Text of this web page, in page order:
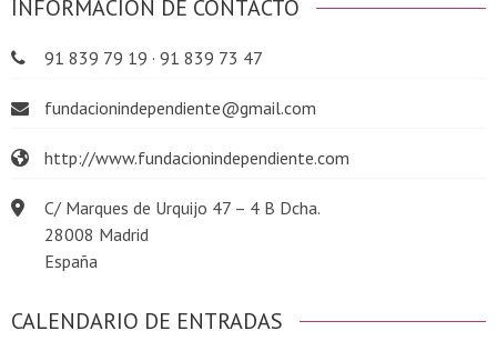
INFORMACIÓN DE CONTACTO
91 839 79 19 · 91 839 73 47
fundacionindependiente@gmail.com
http://www.fundacionindependiente.com
C/ Marques de Urquijo 47 – 4 B Dcha.
28008 Madrid
España
CALENDARIO DE ENTRADAS